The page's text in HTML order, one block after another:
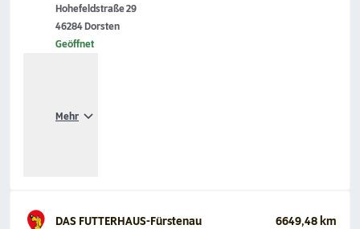
Hohefeldstraße 29
46284 Dorsten
Geöffnet
Mehr
DAS FUTTERHAUS-Fürstenau 6649,48 km